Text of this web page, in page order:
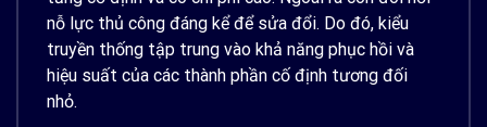
nỗ lực thủ công đáng kể để sửa đổi. Do đó, kiểu
truyền thống tập trung vào khả năng phục hồi và
hiệu suất của các thành phần cố định tương đối
nhỏ.